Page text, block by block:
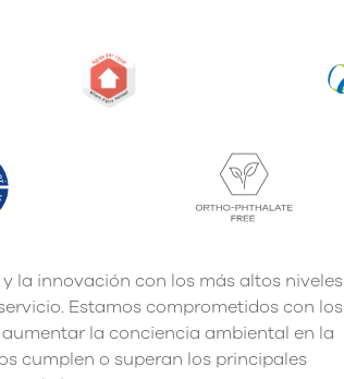
la innovación con los más altos niveles
Estamos comprometidos con los
la conciencia ambiental en la
cumplen o superan los principales